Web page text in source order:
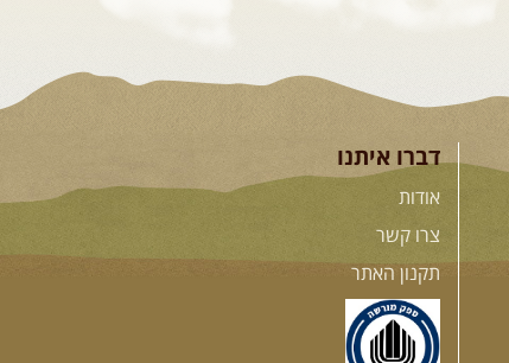
דברו איתנו
אודות
צרו קשר
תקנון האתר